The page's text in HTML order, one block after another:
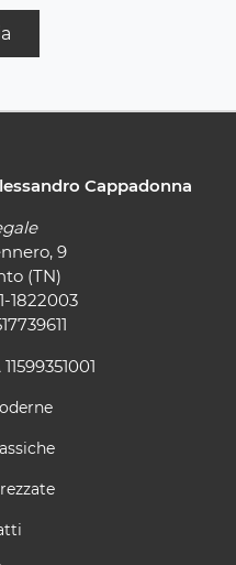
Cappadonna
9
(TN)
1822003